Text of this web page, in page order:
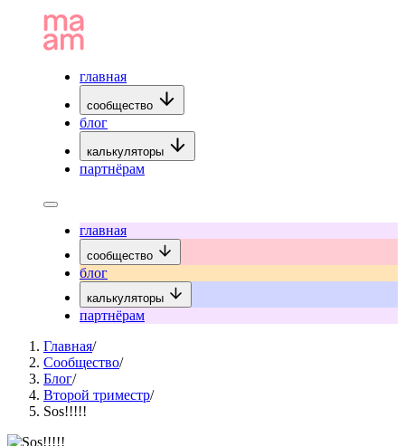
главная
сообщество
блог
калькуляторы
партнёрам
главная
сообщество
блог
калькуляторы
партнёрам
Главная/
Сообщество/
Блог/
Второй триместр/
Sos!!!!!